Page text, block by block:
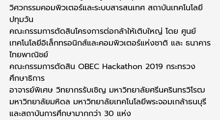
วิศวกรรมคอมพิวเตอร์และระบบสารสนเทศ สถาบันเทคโนโลยี
ปทุมวัน
คณะกรรมการตัดสินโครงการต่อกล้าให้เติบใหญ่ โดย ศูนย์
เทคโนโลยีอิเล็กทรอนิกส์และคอมพิวเตอร์แห่งชาติ และ ธนาคาร
ไทยพาณิชย์
คณะกรรมการตัดสิน OBEC Hackathon 2019 กระทรวง
ศึกษาธิการ
อาจารย์พิเศษ วิทยากรรับเชิญ มหาวิทยาลัยศรีนครินทรวิโรฒ
มหาวิทยาลัยมหิดล มหาวิทยาลัยเทคโนโลยีพระจอมเกล้าธนบุรี
และสถาบันการศึกษามากกว่า 30 แห่ง